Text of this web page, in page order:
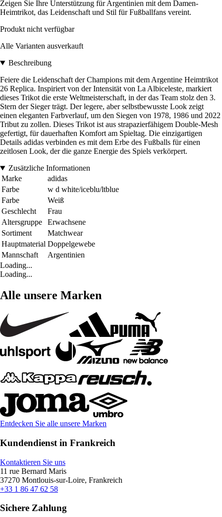
Zeigen Sie Ihre Unterstützung für Argentinien mit dem Damen-
Heimtrikot, das Leidenschaft und Stil für Fußballfans vereint.
Produkt nicht verfügbar
Alle Varianten ausverkauft
Beschreibung
Feiere die Leidenschaft der Champions mit dem Argentine Heimtrikot
26 Replica. Inspiriert von der Intensität von La Albiceleste, markiert
dieses Trikot die erste Weltmeisterschaft, in der das Team stolz den 3.
Stern der Sieger trägt. Der legere, aber selbstbewusste Look zeigt
einen eleganten Farbverlauf, um den Siegen von 1978, 1986 und 2022
Tribut zu zollen. Dieses Trikot ist aus strapazierfähigem Double-Mesh
gefertigt, für dauerhaften Komfort am Spieltag. Die einzigartigen
Details adidas verbinden es mit dem Erbe des Fußballs für einen
zeitlosen Look, der die ganze Energie des Spiels verkörpert.
Zusätzliche Informationen
Marke
adidas
Farbe
w d white/iceblu/ltblue
Farbe
Weiß
Geschlecht
Frau
Altersgruppe
Erwachsene
Sortiment
Matchwear
Hauptmaterial Doppelgewebe
Mannschaft
Argentinien
Loading...
Loading...
Alle unsere Marken
Entdecken Sie alle unsere Marken
Kundendienst in Frankreich
Kontaktieren Sie uns
11 rue Bernard Maris
37270 Montlouis-sur-Loire, Frankreich
+33 1 86 47 62 58
Sichere Zahlung